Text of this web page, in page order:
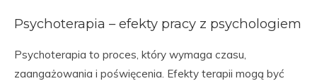
Psychoterapia – efekty pracy z psychologiem
Psychoterapia to proces, który wymaga czasu,
zaangażowania i poświęcenia. Efekty terapii mogą być